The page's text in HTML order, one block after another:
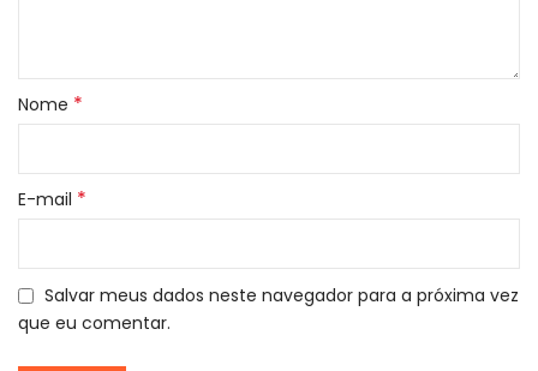
Nome *
E-mail *
Salvar meus dados neste navegador para a próxima vez
que eu comentar.